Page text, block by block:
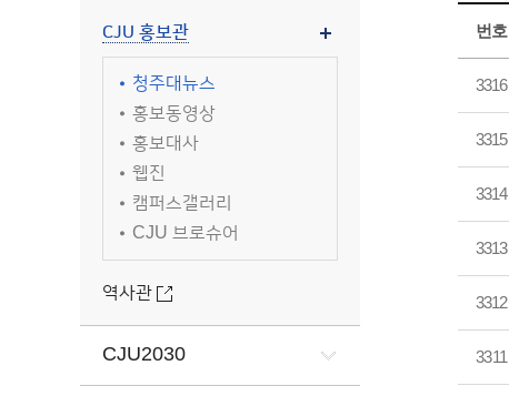
CJU 홍보관
청주대뉴스
홍보동영상
홍보대사
웹진
캠퍼스갤러리
CJU 브로슈어
역사관
CJU2030
번호
3316
3315
3314
3313
3312
3311